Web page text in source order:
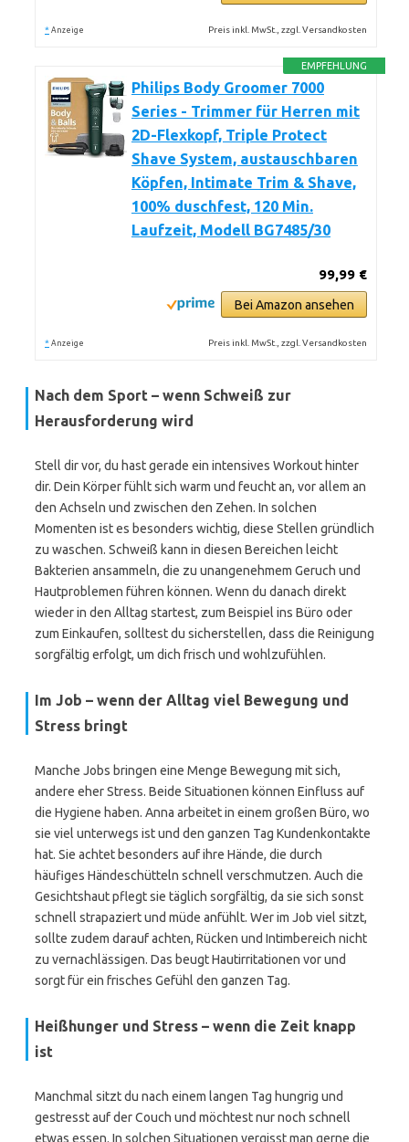
* Anzeige Preis inkl. MwSt., zzgl. Versandkosten
EMPFEHLUNG
Philips Body Groomer 7000
Series - Trimmer für Herren mit
2D-Flexkopf, Triple Protect
Shave System, austauschbaren
Köpfen, Intimate Trim & Shave,
100% duschfest, 120 Min.
Laufzeit, Modell BG7485/30
99,99 €
Bei Amazon ansehen
* Anzeige Preis inkl. MwSt., zzgl. Versandkosten
Nach dem Sport – wenn Schweiß zur
Herausforderung wird
Stell dir vor, du hast gerade ein intensives Workout hinter
dir. Dein Körper fühlt sich warm und feucht an, vor allem an
den Achseln und zwischen den Zehen. In solchen
Momenten ist es besonders wichtig, diese Stellen gründlich
zu waschen. Schweiß kann in diesen Bereichen leicht
Bakterien ansammeln, die zu unangenehmem Geruch und
Hautproblemen führen können. Wenn du danach direkt
wieder in den Alltag startest, zum Beispiel ins Büro oder
zum Einkaufen, solltest du sicherstellen, dass die Reinigung
sorgfältig erfolgt, um dich frisch und wohlzufühlen.
Im Job – wenn der Alltag viel Bewegung und
Stress bringt
Manche Jobs bringen eine Menge Bewegung mit sich,
andere eher Stress. Beide Situationen können Einfluss auf
die Hygiene haben. Anna arbeitet in einem großen Büro, wo
sie viel unterwegs ist und den ganzen Tag Kundenkontakte
hat. Sie achtet besonders auf ihre Hände, die durch
häufiges Händeschütteln schnell verschmutzen. Auch die
Gesichtshaut pflegt sie täglich sorgfältig, da sie sich sonst
schnell strapaziert und müde anfühlt. Wer im Job viel sitzt,
sollte zudem darauf achten, Rücken und Intimbereich nicht
zu vernachlässigen. Das beugt Hautirritationen vor und
sorgt für ein frisches Gefühl den ganzen Tag.
Heißhunger und Stress – wenn die Zeit knapp
ist
Manchmal sitzt du nach einem langen Tag hungrig und
gestresst auf der Couch und möchtest nur noch schnell
etwas essen. In solchen Situationen vergisst man gerne die